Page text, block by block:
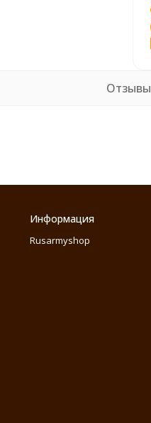
Отзывы
Информация
Rusarmyshop